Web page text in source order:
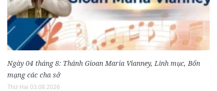
Ngày 04 tháng 8: Thánh Gioan Maria Vianney, Linh mục, Bổn
mạng các cha sở
Thứ Hai 03.08.2026